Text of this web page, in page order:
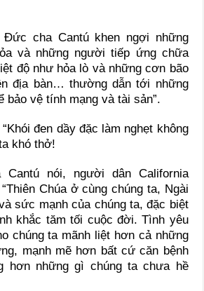
Đức cha Cantú khen ngợi những
và những người tiếp ứng chữa
độ như hỏa lò và những cơn bão
địa bàn… thường dẫn tới những
bảo vệ tính mạng và tài sản”.
đen dầy đặc làm nghẹt không
khó thở!
nói, người dân California
Chúa ở cùng chúng ta, Ngài
sức mạnh của chúng ta, đặc biệt
khắc tăm tối cuộc đời. Tình yêu
chúng ta mãnh liệt hơn cả những
mạnh mẽ hơn bất cứ căn bệnh
hơn những gì chúng ta chưa hề